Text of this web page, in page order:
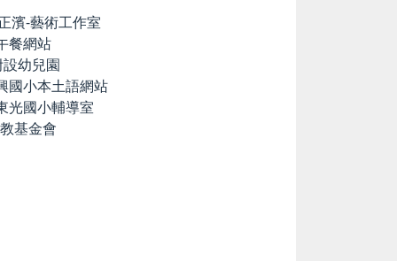
濱-藝術工作室
餐網站
幼兒園
國小本土語網站
光國小輔導室
基金會